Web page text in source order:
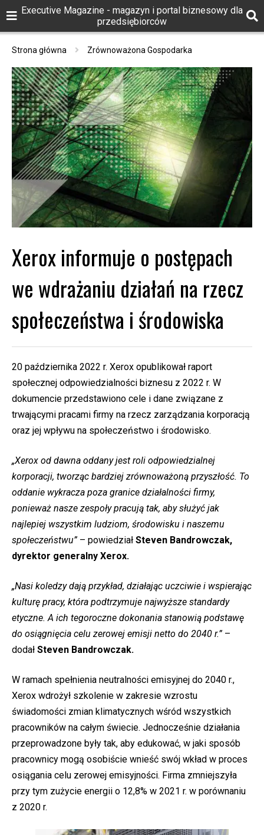
Executive Magazine - magazyn i portal biznesowy dla
przedsiębiorców
Strona główna Zrównoważona Gospodarka
Xerox informuje o postępach
we wdrażaniu działań na rzecz
społeczeństwa i środowiska
20 października 2022 r. Xerox opublikował raport
społecznej odpowiedzialności biznesu z 2022 r. W
dokumencie przedstawiono cele i dane związane z
trwającymi pracami firmy na rzecz zarządzania korporacją
oraz jej wpływu na społeczeństwo i środowisko.
„Xerox od dawna oddany jest roli odpowiedzialnej
korporacji, tworząc bardziej zrównoważoną przyszłość. To
oddanie wykracza poza granice działalności firmy,
ponieważ nasze zespoły pracują tak, aby służyć jak
najlepiej wszystkim ludziom, środowisku i naszemu
społeczeństwu” – powiedział Steven Bandrowczak,
dyrektor generalny Xerox.
„Nasi koledzy dają przykład, działając uczciwie i wspierając
kulturę pracy, która podtrzymuje najwyższe standardy
etyczne. A ich tegoroczne dokonania stanowią podstawę
do osiągnięcia celu zerowej emisji netto do 2040 r.” –
dodał Steven Bandrowczak.
W ramach spełnienia neutralności emisyjnej do 2040 r.,
Xerox wdrożył szkolenie w zakresie wzrostu
świadomości zmian klimatycznych wśród wszystkich
pracowników na całym świecie. Jednocześnie działania
przeprowadzone były tak, aby edukować, w jaki sposób
pracownicy mogą osobiście wnieść swój wkład w proces
osiągania celu zerowej emisyjności. Firma zmniejszyła
przy tym zużycie energii o 12,8% w 2021 r. w porównaniu
z 2020 r.